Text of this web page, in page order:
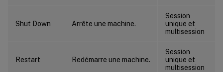
Shut Down Arrête une machine.
Session
unique et
multisession
Restart Redémarre une machine.
Session
unique et
multisession